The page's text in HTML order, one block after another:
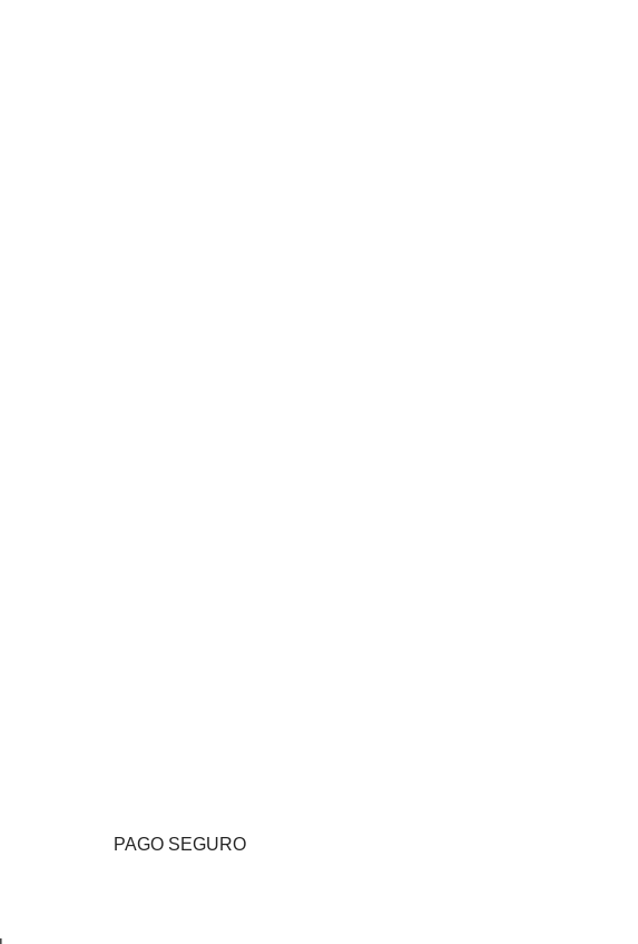
PAGO SEGURO